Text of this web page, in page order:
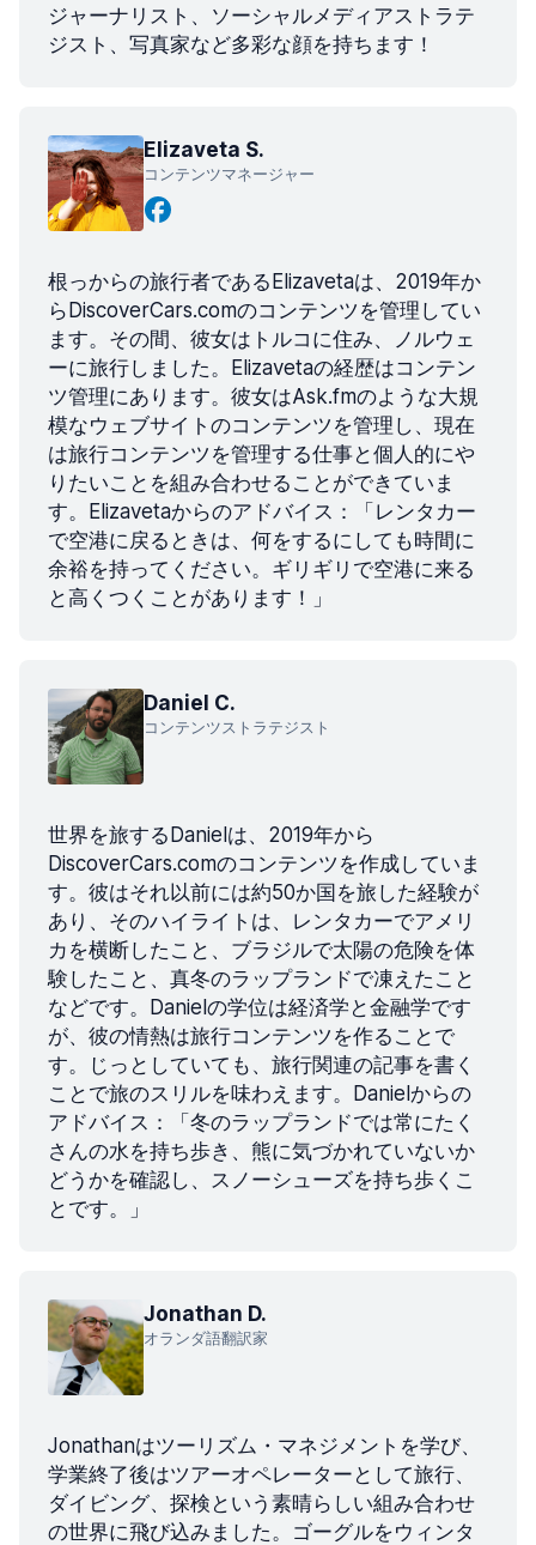
ジャーナリスト、ソーシャルメディアストラテ
ジスト、写真家など多彩な顔を持ちます！
Elizaveta S.
コンテンツマネージャー
根っからの旅行者であるElizavetaは、2019年か
らDiscoverCars.comのコンテンツを管理してい
ます。その間、彼女はトルコに住み、ノルウェ
ーに旅行しました。Elizavetaの経歴はコンテン
ツ管理にあります。彼女はAsk.fmのような大規
模なウェブサイトのコンテンツを管理し、現在
は旅行コンテンツを管理する仕事と個人的にや
りたいことを組み合わせることができていま
す。Elizavetaからのアドバイス：「レンタカー
で空港に戻るときは、何をするにしても時間に
余裕を持ってください。ギリギリで空港に来る
と高くつくことがあります！」
Daniel C.
コンテンツストラテジスト
世界を旅するDanielは、2019年から
DiscoverCars.comのコンテンツを作成していま
す。彼はそれ以前には約50か国を旅した経験が
あり、そのハイライトは、レンタカーでアメリ
カを横断したこと、ブラジルで太陽の危険を体
験したこと、真冬のラップランドで凍えたこと
などです。Danielの学位は経済学と金融学です
が、彼の情熱は旅行コンテンツを作ることで
す。じっとしていても、旅行関連の記事を書く
ことで旅のスリルを味わえます。Danielからの
アドバイス：「冬のラップランドでは常にたく
さんの水を持ち歩き、熊に気づかれていないか
どうかを確認し、スノーシューズを持ち歩くこ
とです。」
Jonathan D.
オランダ語翻訳家
Jonathanはツーリズム・マネジメントを学び、
学業終了後はツアーオペレーターとして旅行、
ダイビング、探検という素晴らしい組み合わせ
の世界に飛び込みました。ゴーグルをウィンタ